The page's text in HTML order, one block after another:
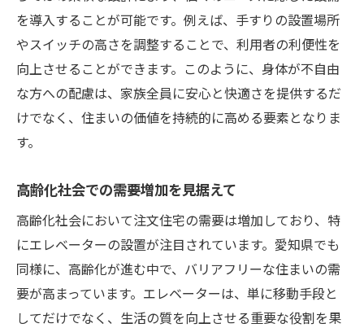
を導入することが可能です。例えば、手すりの設置場所
やスイッチの高さを調整することで、利用者の利便性を
向上させることができます。このように、身体が不自由
な方への配慮は、家族全員に安心と快適さを提供するだ
けでなく、住まいの価値を持続的に高める要素となりま
す。
高齢化社会での需要増加を見据えて
高齢化社会において注文住宅の需要は増加しており、特
にエレベーターの設置が注目されています。愛知県でも
同様に、高齢化が進む中で、バリアフリーな住まいの需
要が高まっています。エレベーターは、単に移動手段と
してだけでなく、生活の質を向上させる重要な役割を果